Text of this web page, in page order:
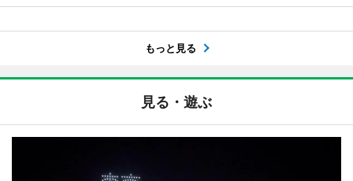
もっと見る
見る・遊ぶ